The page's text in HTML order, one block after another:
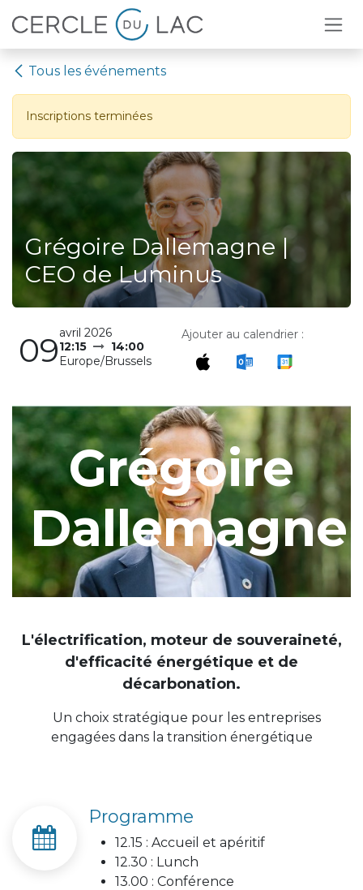
Se rendre au contenu
Tous les événements
Inscriptions terminées
Grégoire Dallemagne |
CEO de Luminus
09avril 2026
12:15
14:00
Europe/Brussels
Ajouter au calendrier :
Grégoire
Dallemagne
L'électrification, moteur de souveraineté,
d'efficacité énergétique et de
décarbonation.
Un choix stratégique pour les entreprises
engagées dans la transition énergétique
Programme
12.15 : Accueil et apéritif
12.30 : Lunch
13.00 : Conférence